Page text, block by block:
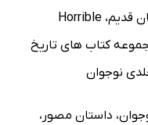
قدیم، Horrible
کتاب های تاریخ
نوجوان
، داستان مصور ،